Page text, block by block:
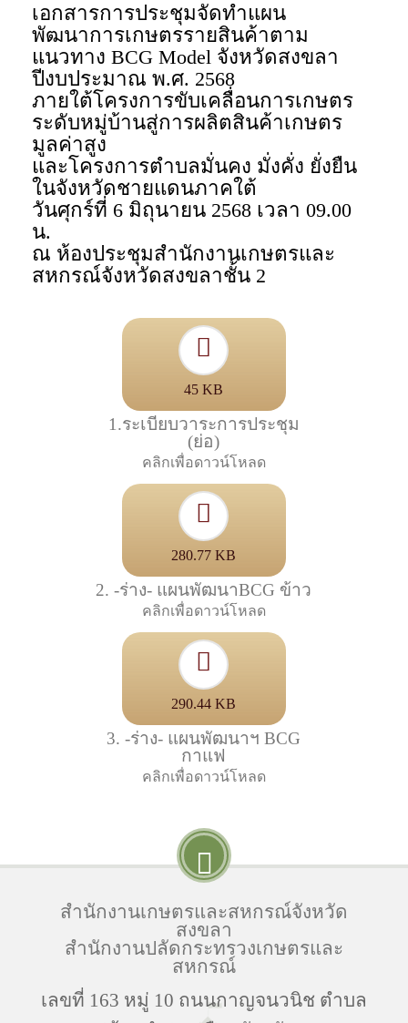
เอกสารการประชุมจัดทำแผน
พัฒนาการเกษตรรายสินค้าตาม
แนวทาง BCG Model จังหวัดสงขลา
ปีงบประมาณ พ.ศ. 2568
ภายใต้โครงการขับเคลื่อนการเกษตร
ระดับหมู่บ้านสู่การผลิตสินค้าเกษตร
มูลค่าสูง
และโครงการตำบลมั่นคง มั่งคั่ง ยั่งยืน
ในจังหวัดชายแดนภาคใต้
วันศุกร์ที่ 6 มิถุนายน 2568 เวลา 09.00
น.
ณ ห้องประชุมสำนักงานเกษตรและ
สหกรณ์จังหวัดสงขลาชั้น 2
45 KB
1.ระเบียบวาระการประชุม
(ย่อ)
คลิกเพื่อดาวน์โหลด
280.77 KB
2. -ร่าง- แผนพัฒนาBCG ข้าว
คลิกเพื่อดาวน์โหลด
290.44 KB
3. -ร่าง- แผนพัฒนาฯ BCG
กาแฟ
คลิกเพื่อดาวน์โหลด
สำนักงานเกษตรและสหกรณ์จังหวัด
สงขลา
สำนักงานปลัดกระทรวงเกษตรและ
สหกรณ์
เลขที่ 163 หมู่ 10 ถนนกาญจนวนิช ตำบล